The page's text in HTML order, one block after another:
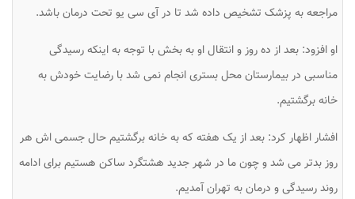
مراجعه به پزشک تشخیص داده شد تا در آی سی یو تحت درمان باشد.
او افزود: بعد از ده روز و انتقال او به بخش با توجه به اینکه رسیدگی
مناسبی در بیمارستان محل بستری انجام نمی شد با رضایت خودش به
خانه برگشتیم.
افشار اظهار کرد: بعد از یک هفته که به خانه برگشتیم حال جسمی اش هر
روز بدتر می شد و چون ما در شهر جدید هشتگرد ساکن هستیم برای ادامه
روند رسیدگی و درمان به تهران آمدیم.